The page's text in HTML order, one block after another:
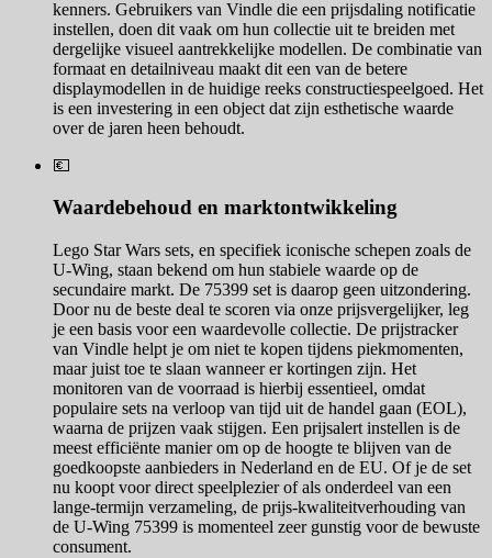
kenners. Gebruikers van Vindle die een prijsdaling notificatie
instellen, doen dit vaak om hun collectie uit te breiden met
dergelijke visueel aantrekkelijke modellen. De combinatie van
formaat en detailniveau maakt dit een van de betere
displaymodellen in de huidige reeks constructiespeelgoed. Het
is een investering in een object dat zijn esthetische waarde
over de jaren heen behoudt.
💶
Waardebehoud en marktontwikkeling
Lego Star Wars sets, en specifiek iconische schepen zoals de
U-Wing, staan bekend om hun stabiele waarde op de
secundaire markt. De 75399 set is daarop geen uitzondering.
Door nu de beste deal te scoren via onze prijsvergelijker, leg
je een basis voor een waardevolle collectie. De prijstracker
van Vindle helpt je om niet te kopen tijdens piekmomenten,
maar juist toe te slaan wanneer er kortingen zijn. Het
monitoren van de voorraad is hierbij essentieel, omdat
populaire sets na verloop van tijd uit de handel gaan (EOL),
waarna de prijzen vaak stijgen. Een prijsalert instellen is de
meest efficiënte manier om op de hoogte te blijven van de
goedkoopste aanbieders in Nederland en de EU. Of je de set
nu koopt voor direct speelplezier of als onderdeel van een
lange-termijn verzameling, de prijs-kwaliteitverhouding van
de U-Wing 75399 is momenteel zeer gunstig voor de bewuste
consument.